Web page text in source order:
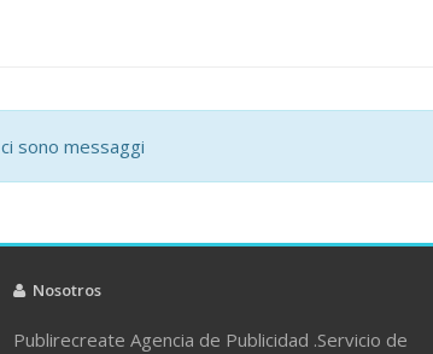
sono messaggi
Nosotros
Publirecreate Agencia de Publicidad .Servicio de